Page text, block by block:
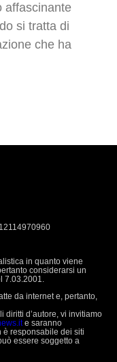
affascinante
si tratta di
che ha
in quanto viene
considerarsi un
7.03.2001.
da internet e, pertanto,
d’autore, vi invitiamo
e saranno
è responsabile dei siti
essere soggetto a